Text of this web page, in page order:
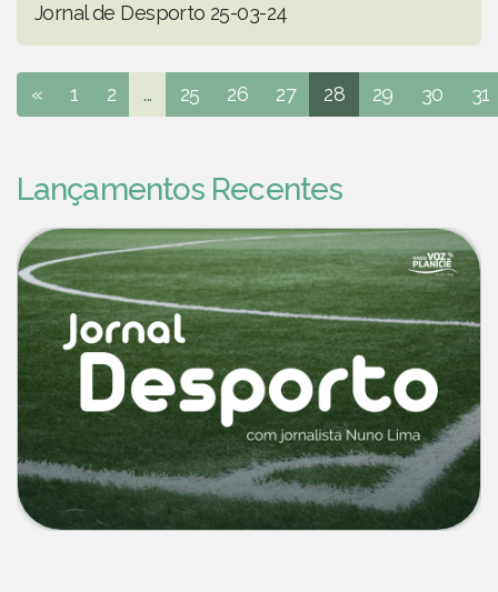
Jornal de Desporto 25-03-24
« 1 2 ... 25 26 27 28 29 30 31
Lançamentos Recentes